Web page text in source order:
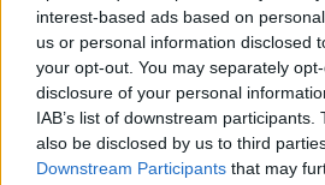
interest-based ads based on
us or personal information disclosed
your opt-out. You may separately
disclosure of your personal
IAB’s list of downstream
also be disclosed by us to third
Downstream Participants that may
μπάνιο οι
Ο
κατέγραψε το
ΣΚΑΪ και